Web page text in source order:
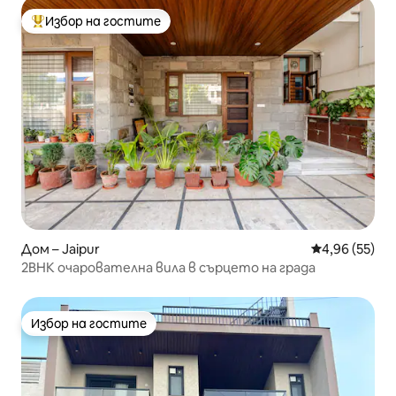
Най-популярен избор на гостите
Избор на гостите
Дом – Jaipur Средна
4,96 (55)
2BHK очарователна вила в сърцето на града
Избор на гостите
Избор на гостите